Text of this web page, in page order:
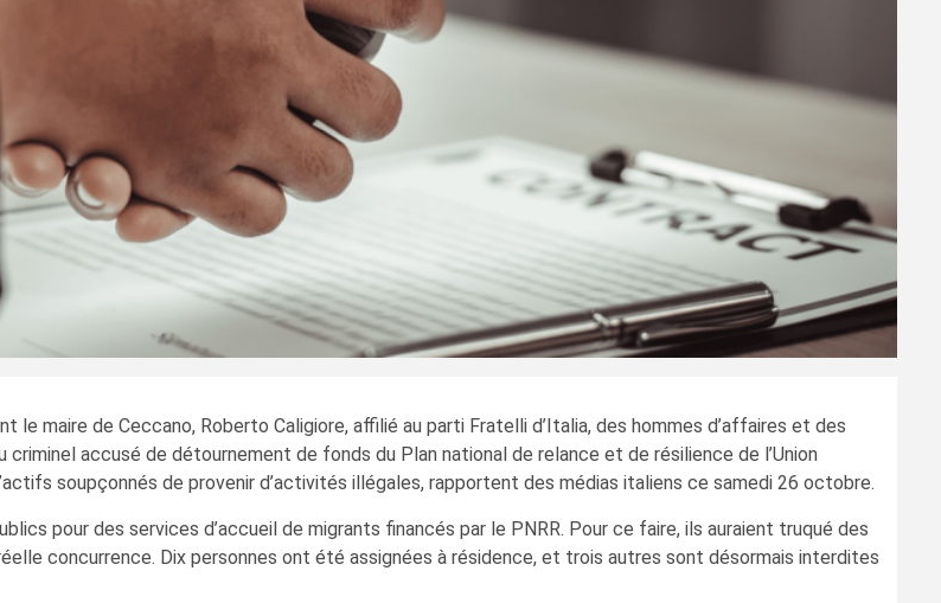
maire de Ceccano, Roberto Caligiore, affilié au parti Fratelli d’Italia, des hommes d’affaires et des
accusé de détournement de fonds du Plan national de relance et de résilience de l’Union
soupçonnés de provenir d’activités illégales, rapportent des médias italiens ce samedi 26 octobre.
pour des services d’accueil de migrants financés par le PNRR. Pour ce faire, ils auraient truqué des
concurrence. Dix personnes ont été assignées à résidence, et trois autres sont désormais interdites